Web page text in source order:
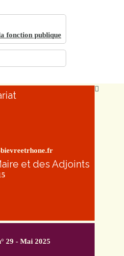
fonction publique
et des Adjoints
29 - Mai 2025